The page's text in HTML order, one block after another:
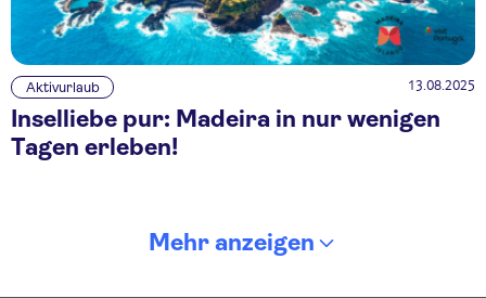
Aktivurlaub 13.08.2025
Inselliebe pur: Madeira in nur wenigen
Tagen erleben!
Mehr anzeigen